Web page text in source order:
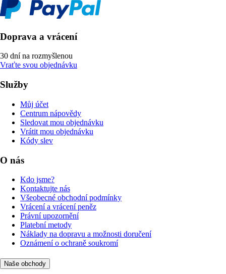
Doprava a vrácení
30 dní na rozmyšlenou
Vraťte svou objednávku
Služby
Můj účet
Centrum nápovědy
Sledovat mou objednávku
Vrátit mou objednávku
Kódy slev
O nás
Kdo jsme?
Kontaktujte nás
Všeobecné obchodní podmínky
Vrácení a vrácení peněz
Právní upozornění
Platební metody
Náklady na dopravu a možnosti doručení
Oznámení o ochraně soukromí
Naše obchody